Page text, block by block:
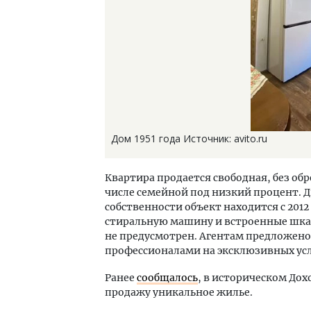
Дом 1951 года Источник: avito.ru
Квартира продается свободная, без
числе семейной под низкий процент.
собственности объект находится с
стиральную машину и встроенные
не предусмотрен. Агентам
профессионалами на эксклюзивных
Ранее сообщалось, в историческом
продажу уникальное жилье.